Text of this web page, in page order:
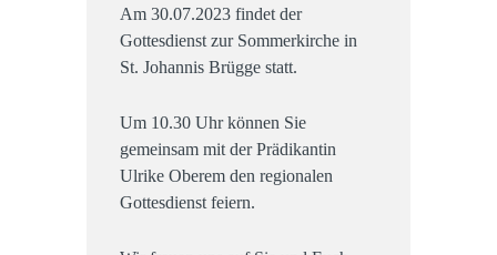
Am 30.07.2023 findet der
Gottesdienst zur Sommerkirche in
St. Johannis Brügge statt.
Um 10.30 Uhr können Sie
gemeinsam mit der Prädikantin
Ulrike Oberem den regionalen
Gottesdienst feiern.